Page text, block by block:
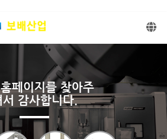
메뉴 건너뛰기
페이지를 찾아주
서 감사합니다.